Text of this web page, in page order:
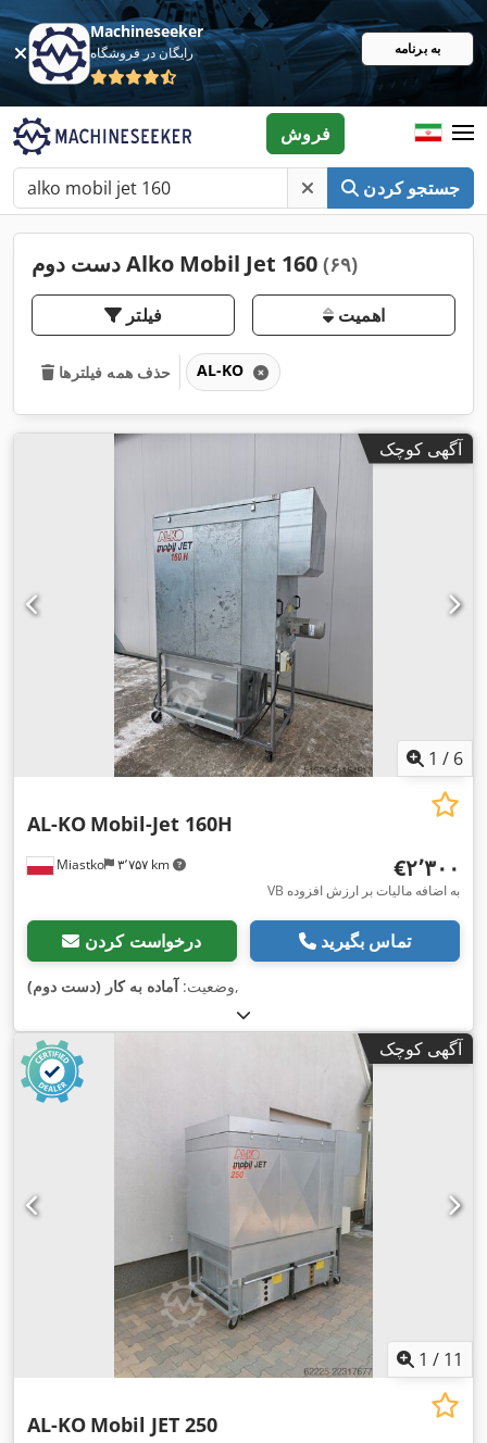
Machineseeker
رایگان در فروشگاه به برنامه
جستجو کردن
فروش
دست دوم Alko Mobil Jet 160 (۶۹)
فیلتر اهمیت
حذف همه فیلترها AL-KO
آگهی کوچک
1 / 6
Miastko ۳٬۷۵۷ km
AL-KO Mobil-Jet 160H
‎€۲٬۳۰۰
VB به اضافه مالیات بر ارزش افزوده
درخواست کردن تماس بگیرید
وضعیت:آماده به کار (دست دوم) ,
آگهی کوچک
1 / 11
AL-KO Mobil JET 250